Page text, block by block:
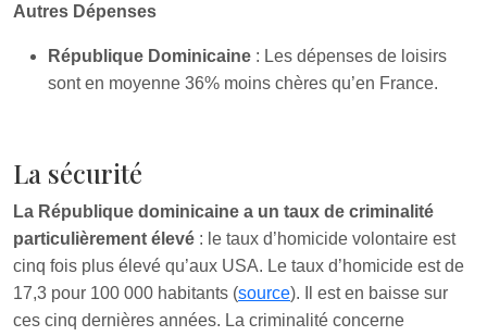
Autres Dépenses
République Dominicaine : Les dépenses de loisirs
sont en moyenne 36% moins chères qu’en France.
La sécurité
La République dominicaine a un taux de criminalité
particulièrement élevé : le taux d’homicide volontaire est
cinq fois plus élevé qu’aux USA. Le taux d’homicide est de
17,3 pour 100 000 habitants (source). Il est en baisse sur
ces cinq dernières années. La criminalité concerne